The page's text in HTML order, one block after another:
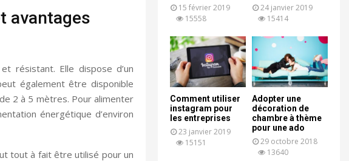
avantages
résistant. Elle dispose d’un
également être disponible
2 à 5 mètres. Pour alimenter
énergétique d’environ
tout à fait être utilisé pour un
15 février 2019
15558
24 janvier 2019
15414
Comment utiliser
instagram pour
les entreprises
23 janvier 2019
15151
Adopter une
décoration de
chambre à thème
pour une ado
29 octobre 2018
13640